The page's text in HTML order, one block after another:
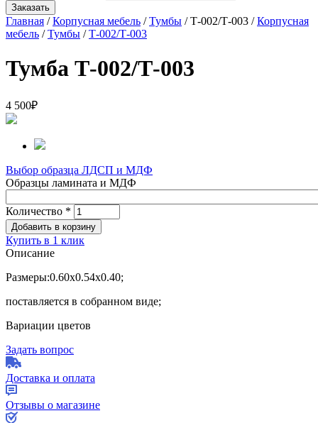
Главная /Корпусная мебель /Тумбы / Т-002/Т-003 /Корпусная
мебель /Тумбы /Т-002/Т-003
Тумба Т-002/Т-003
4 500₽
Выбор образца ЛДСП и МДФ
Образцы ламината и МДФ
Количество *
Купить в 1 клик
Описание
Размеры:0.60х0.54х0.40;
поставляется в собранном виде;
Вариации цветов
Задать вопрос
Доставка и оплата
Отзывы о магазине